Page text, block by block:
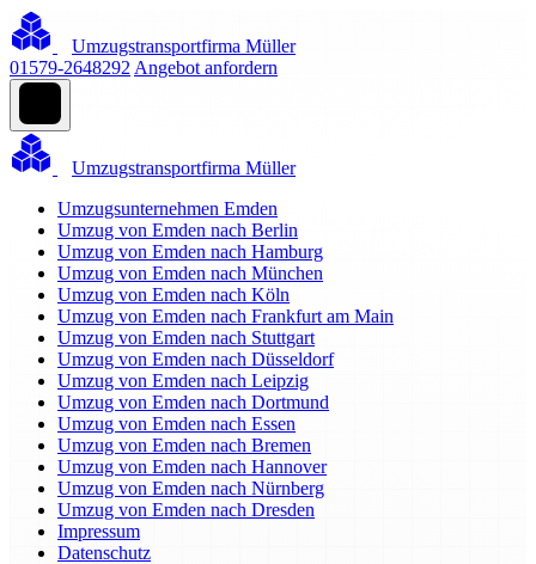
Umzugstransportfirma Müller
01579-2648292 Angebot anfordern
Umzugstransportfirma Müller
Umzugsunternehmen Emden
Umzug von Emden nach Berlin
Umzug von Emden nach Hamburg
Umzug von Emden nach München
Umzug von Emden nach Köln
Umzug von Emden nach Frankfurt am Main
Umzug von Emden nach Stuttgart
Umzug von Emden nach Düsseldorf
Umzug von Emden nach Leipzig
Umzug von Emden nach Dortmund
Umzug von Emden nach Essen
Umzug von Emden nach Bremen
Umzug von Emden nach Hannover
Umzug von Emden nach Nürnberg
Umzug von Emden nach Dresden
Impressum
Datenschutz